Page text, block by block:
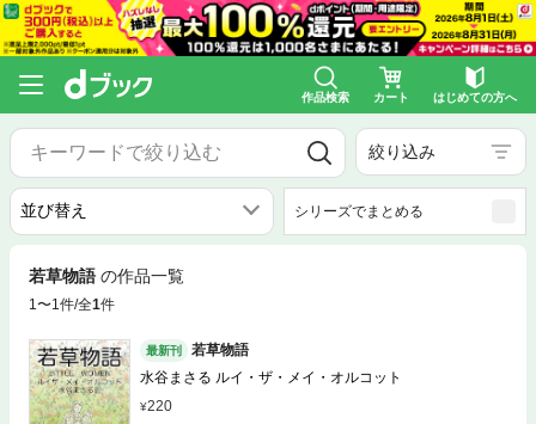
作品検索 カート はじめての方へ
絞り込み
シリーズでまとめる
若草物語 の作品一覧
1〜1件/全1件
最新刊
若草物語
水谷まさる ルイ・ザ・メイ・オルコット
220